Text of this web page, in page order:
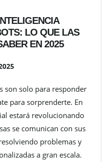
LO QUE LAS
EN 2025
son solo para responder
para sorprenderte. En
estará revolucionando
se comunican con sus
problemas y
a gran escala.